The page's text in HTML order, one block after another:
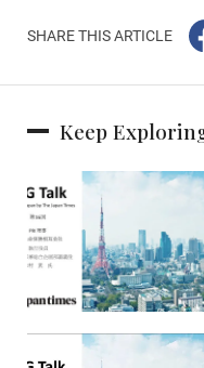
SHARE THIS ARTICLE
Keep